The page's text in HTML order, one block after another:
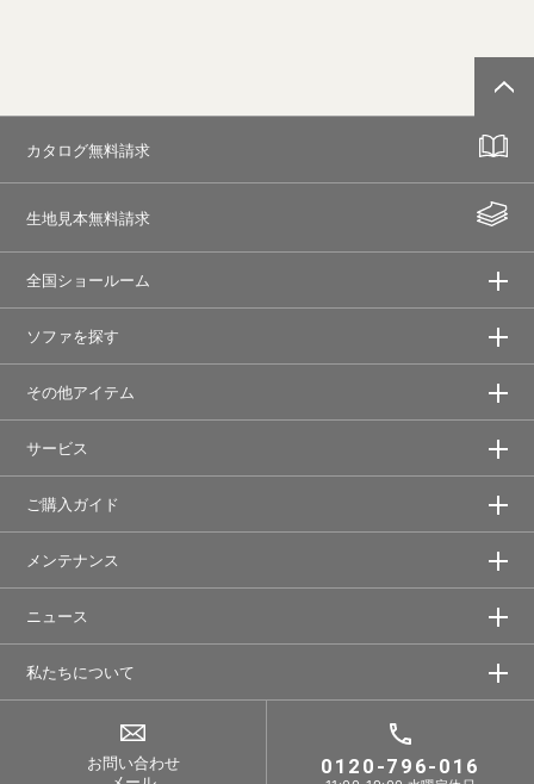
カタログ無料請求
生地見本無料請求
全国ショールーム
ソファを探す
その他アイテム
サービス
ご購入ガイド
メンテナンス
ニュース
私たちについて
お問い合わせ
0120-796-016